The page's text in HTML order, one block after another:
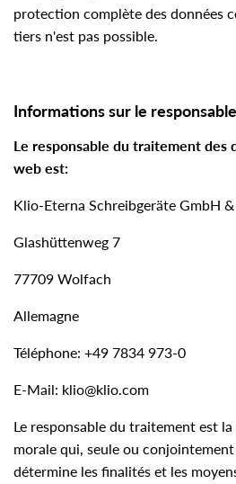
protection complète des données
tiers n'est pas possible.
Informations sur le
Le responsable du traitement des
web est:
Klio-Eterna Schreibgeräte GmbH &
Glashüttenweg 7
77709 Wolfach
Allemagne
Téléphone: +49 7834 973-0
E-Mail: klio@klio.com
Le responsable du traitement est
morale qui, seule ou
détermine les finalités et les